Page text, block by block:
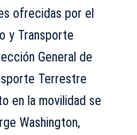
ofrecidas por el
y Transporte
General de
Terrestre
en la movilidad se
Washington,